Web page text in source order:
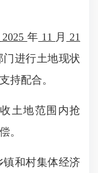
2025 年 11 月 21
门进行土地现状
持配合。
土地范围内抢
。
和村集体经济